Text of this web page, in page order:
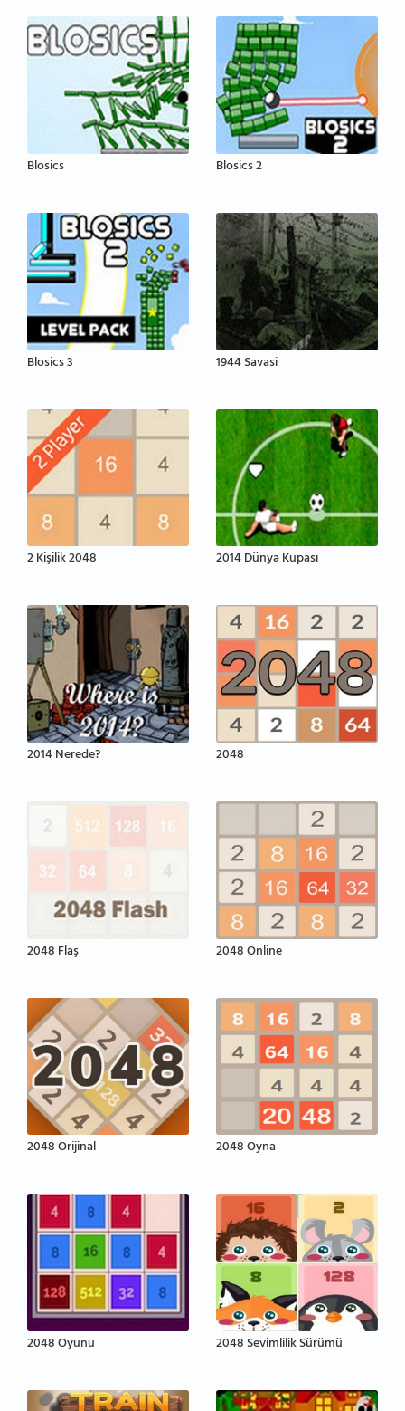
Blosics Blosics 2
Blosics 3 1944 Savasi
2 Kişilik 2048 2014 Dünya Kupası
2014 Nerede? 2048
2048 Flaş 2048 Online
2048 Orijinal 2048 Oyna
2048 Oyunu 2048 Sevimlilik Sürümü